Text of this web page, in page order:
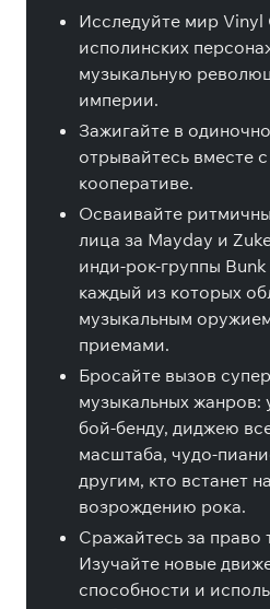
Исследуйте мир Vinyl
исполинских
музыкальную
империи.
Зажигайте в
отрывайтесь вместе
кооперативе.
Осваивайте
лица за Mayday и
инди-рок-группы
каждый из которых
музыкальным
приемами.
Бросайте вызов
музыкальных жанров:
бой-бенду, диджею
масштаба, чудо-
другим, кто встанет
возрождению рока.
Сражайтесь за право
Изучайте новые
способности и